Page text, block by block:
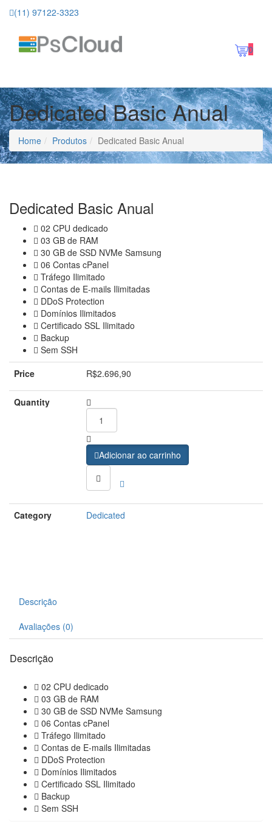
(11) 97122-3323
0
Dedicated Basic Anual
Home Produtos Dedicated Basic Anual
Dedicated Basic Anual
02 CPU dedicado
03 GB de RAM
30 GB de SSD NVMe Samsung
06 Contas cPanel
Tráfego Ilimitado
Contas de E-mails Ilimitadas
DDoS Protection
Domínios Ilimitados
Certificado SSL Ilimitado
Backup
Sem SSH
Price
R$2.696,90
Quantity Quantity
Adicionar ao carrinho
Category Dedicated
Descrição
Avaliações (0)
Descrição
02 CPU dedicado
03 GB de RAM
30 GB de SSD NVMe Samsung
06 Contas cPanel
Tráfego Ilimitado
Contas de E-mails Ilimitadas
DDoS Protection
Domínios Ilimitados
Certificado SSL Ilimitado
Backup
Sem SSH